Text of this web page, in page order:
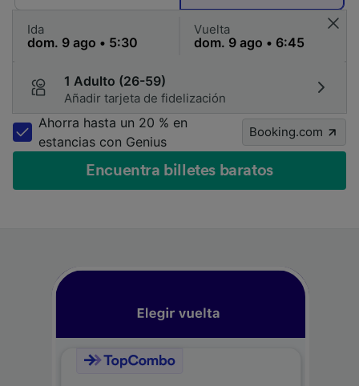
Ida Vuelta
1 Adulto (26-59)
Añadir tarjeta de fidelización
Ahorra hasta un 20 % en
estancias con Genius
Booking.com
Encuentra billetes baratos